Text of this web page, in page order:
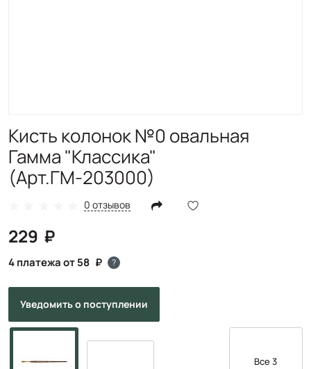
Кисть колонок №0 овальная
Гамма "Классика"
(Арт.ГМ-203000)
0 отзывов
229
4 платежа от 58 ?
Уведомитьо поступлении
Все 3